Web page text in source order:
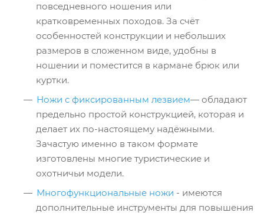
повседневного ношения или
кратковременных походов. За счёт
особенностей конструкции и небольших
размеров в сложенном виде, удобны в
ношении и поместится в кармане брюк или
куртки.
Ножи с фиксированным лезвием— обладают
предельно простой конструкцией, которая и
делает их по-настоящему надёжными.
Зачастую именно в таком формате
изготовлены многие туристические и
охотничьи модели.
Многофункциональные ножи - имеются
дополнительные инструменты для повышения